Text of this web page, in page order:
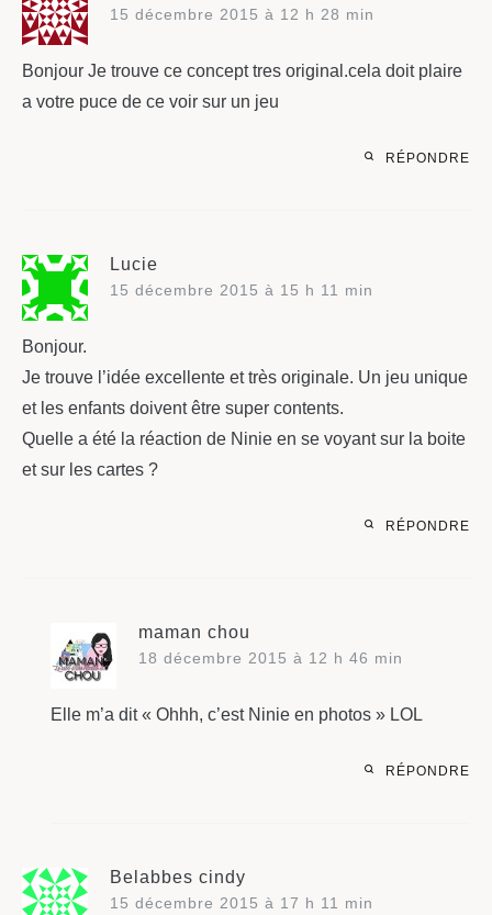
15 décembre 2015 à 12 h 28 min
Bonjour Je trouve ce concept tres original.cela doit plaire
a votre puce de ce voir sur un jeu
RÉPONDRE
Lucie
15 décembre 2015 à 15 h 11 min
Bonjour.
Je trouve l’idée excellente et très originale. Un jeu unique
et les enfants doivent être super contents.
Quelle a été la réaction de Ninie en se voyant sur la boite
et sur les cartes ?
RÉPONDRE
maman chou
18 décembre 2015 à 12 h 46 min
Elle m’a dit « Ohhh, c’est Ninie en photos » LOL
RÉPONDRE
Belabbes cindy
15 décembre 2015 à 17 h 11 min